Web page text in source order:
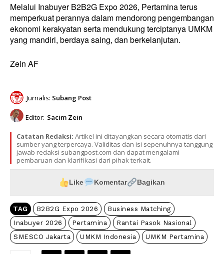
Melalui Inabuyer B2B2G Expo 2026, Pertamina terus
memperkuat perannya dalam mendorong pengembangan
ekonomi kerakyatan serta mendukung terciptanya UMKM
yang mandiri, berdaya saing, dan berkelanjutan.
Zein AF
Jurnalis: Subang Post
Editor: Sacim Zein
Catatan Redaksi: Artikel ini ditayangkan secara otomatis dari
sumber yang terpercaya. Validitas dan isi sepenuhnya tanggung
jawab redaksi subangpost.com dan dapat mengalami
pembaruan dan klarifikasi dari pihak terkait.
Like Komentar Bagikan
TAG B2B2G Expo 2026
Business Matching
Inabuyer 2026
Pertamina
Rantai Pasok Nasional
SMESCO Jakarta
UMKM Indonesia UMKM Pertamina